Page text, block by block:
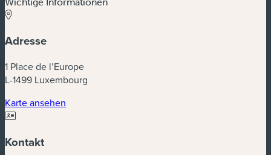
Adresse
1 Place de l’Europe
L-1499 Luxembourg
Karte ansehen
Kontakt